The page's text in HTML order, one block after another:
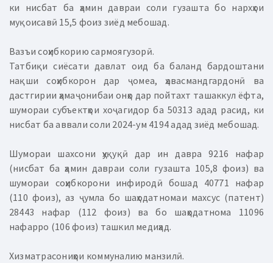
ки нисбат ба ҳамин давраи соли гузашта бо нархҳои
муқоисавӣ 15,5 фоиз зиёд мебошад.
Вазъи соҳибкорию сармоягузорӣ.
Татбиқи сиёсати давлат оид ба баланд бардоштани
нақши соҳибкорон дар ҷомеа, ҳавасмандгардонӣ ва
дастгирии ҳамаҷонибаи онҳо дар пойтахт ташаккул ёфта,
шумораи субъектҳои хоҷагидор ба 50313 адад расид, ки
нисбат ба аввали соли 2024-ум 4194 адад зиёд мебошад.
Шумораи шахсони ҳуқуқӣ дар ин давра 9216 нафар
(нисбат ба ҳамин давраи соли гузашта 105,8 фоиз) ва
шумораи соҳибкорони инфиродӣ бошад 40771 нафар
(110 фоиз), аз ҷумла бо шаҳодатномаи махсус (патент)
28443 нафар (112 фоиз) ва бо шаҳодатнома 11096
нафарро (106 фоиз) ташкил медиҳад.
Хизматрасониҳои коммуналию манзилӣ.